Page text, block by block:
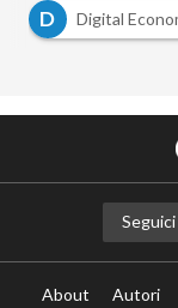
D
Digital
Seguici
About Autori